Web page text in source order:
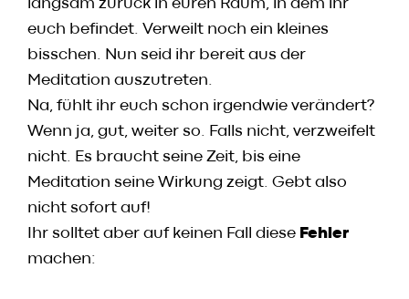
langsam zurück in euren Raum, in dem ihr
euch befindet. Verweilt noch ein kleines
bisschen. Nun seid ihr bereit aus der
Meditation auszutreten.
Na, fühlt ihr euch schon irgendwie verändert?
Wenn ja, gut, weiter so. Falls nicht, verzweifelt
nicht. Es braucht seine Zeit, bis eine
Meditation seine Wirkung zeigt. Gebt also
nicht sofort auf!
Ihr solltet aber auf keinen Fall diese Fehler
machen: